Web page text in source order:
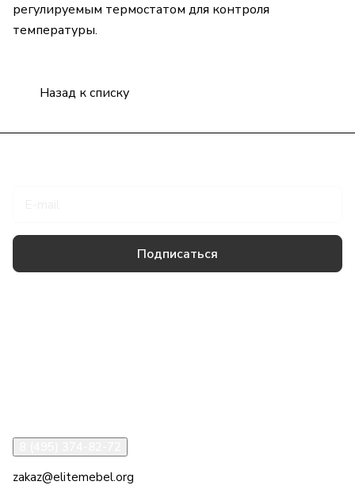
регулируемым термостатом для контроля
температуры.
Назад к списку
Подписаться
zakaz@elitemebel.org